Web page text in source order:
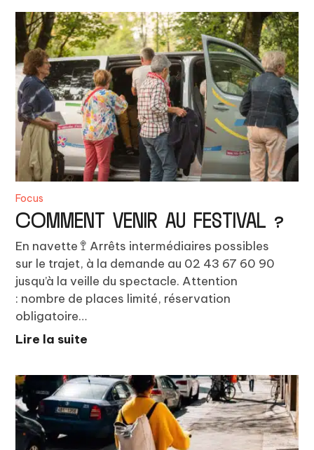
Focus
COMMENT VENIR AU FESTIVAL ?
En navette 🚏 Arrêts intermédiaires possibles
sur le trajet, à la demande au 02 43 67 60 90
jusqu’à la veille du spectacle. Attention
: nombre de places limité, réservation
obligatoire…
Lire la suite